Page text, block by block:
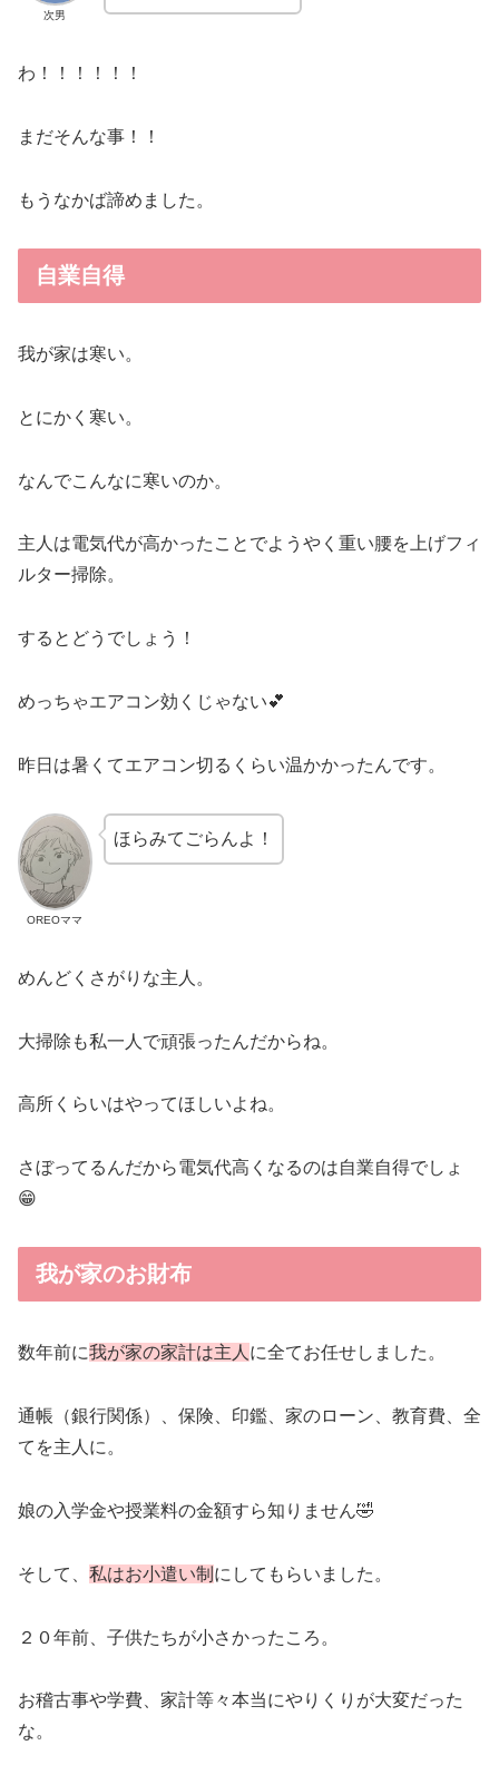
次男
わ！！！！！！
まだそんな事！！
もうなかば諦めました。
自業自得
我が家は寒い。
とにかく寒い。
なんでこんなに寒いのか。
主人は電気代が高かったことでようやく重い腰を上げフィ
ルター掃除。
するとどうでしょう！
めっちゃエアコン効くじゃない💕
昨日は暑くてエアコン切るくらい温かかったんです。
OREOママ
ほらみてごらんよ！
めんどくさがりな主人。
大掃除も私一人で頑張ったんだからね。
高所くらいはやってほしいよね。
さぼってるんだから電気代高くなるのは自業自得でしょ
😁
我が家のお財布
数年前に我が家の家計は主人 に全てお任せしました。
通帳（銀行関係）、保険、印鑑、家のローン、教育費、全
てを主人に。
娘の入学金や授業料の金額すら知りません🤣
そして、 私はお小遣い制 にしてもらいました。
２０年前、子供たちが小さかったころ。
お稽古事や学費、家計等々本当にやりくりが大変だった
な。